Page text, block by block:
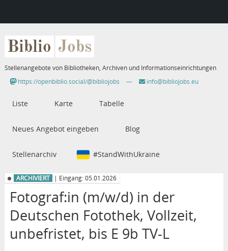
Biblio Jobs
Stellenangebote von Bibliotheken, Archiven und Informationseinrichtungen
https://openbiblio.social/@bibliojobs
— info@bibliojobs.eu
Liste Karte Tabelle
Neues Angebot eingeben Blog
Stellenarchiv #StandWithUkraine
ARCHIVIERT | Eingang: 05.01.2026
Fotograf:in (m/w/d) in der
Deutschen Fotothek, Vollzeit,
unbefristet, bis E 9b TV-L